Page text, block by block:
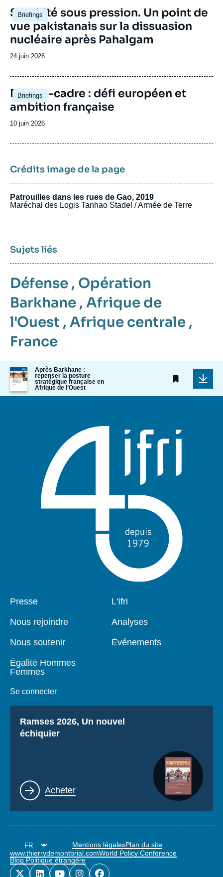
Briefings
Image
principale
Stabilité sous pression. Un point de
vue pakistanais sur la dissuasion
nucléaire après Pahalgam
Date
publication
24 juin 2026
Briefings
Image
principale
Nation-cadre : défi européen et
ambition française
Date
publication
10 juin 2026
Crédits image de la page
Patrouilles dans les rues de Gao, 2019
Maréchal des Logis Tanhao Stadel / Armée de Terre
Sujets liés
Défense , Opération
Barkhane , Afrique de
l'Ouest , Afrique centrale ,
France
Image
de
couverture
de
Après Barkhane :
repenser la posture
stratégique française en
Afrique de l’Ouest
Pied
Presse
Nous rejoindre
Nous soutenir
Égalité Hommes
Femmes
Se connecter
Navigation
L'Ifri
Analyses
Événements
Titre
Ramses 2026, Un nouvel
échiquier
Lien
Acheter
Mentions légalesPlan du site
www.thierrydemontbrial.comWorld Policy Conference
Blog Politique étrangère